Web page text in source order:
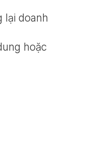
lại doanh
hoặc